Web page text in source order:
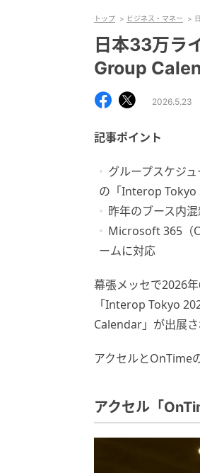
トップ ビジネス・マネー
日本33万ラ
Group
2026.5.23
記事ポイント
グループスケジ
の「Interop Tokyo
昨年のブース内
Microsoft 365（
ームに対応
幕張メッセで2026
「Interop Tokyo
Calendar」が出展さ
アクセルとOnTime
アクセル「